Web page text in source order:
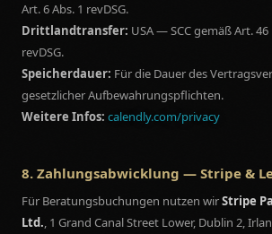
Art. 6 Abs. 1 revDSG.
Drittlandtransfer: USA — SCC gemäß Art. 46
revDSG.
Speicherdauer: Für die Dauer des
gesetzlicher Aufbewahrungspflichten.
Weitere Infos: calendly.com/privacy
8. Zahlungsabwicklung — Stripe &
Für Beratungsbuchungen nutzen wirStripe
Ltd., 1 Grand Canal Street Lower, Dublin 2,